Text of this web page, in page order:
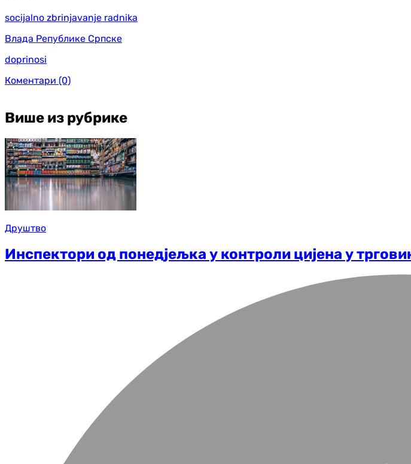
socijalno zbrinjavanje radnika
Влада Републике Српске
doprinosi
Коментари (0)
Више из рубрике
Друштво
Инспектори од понедјељка у контроли цијена у